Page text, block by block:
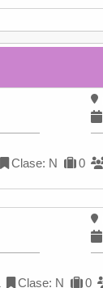
Clase: N 0
Clase: N 0